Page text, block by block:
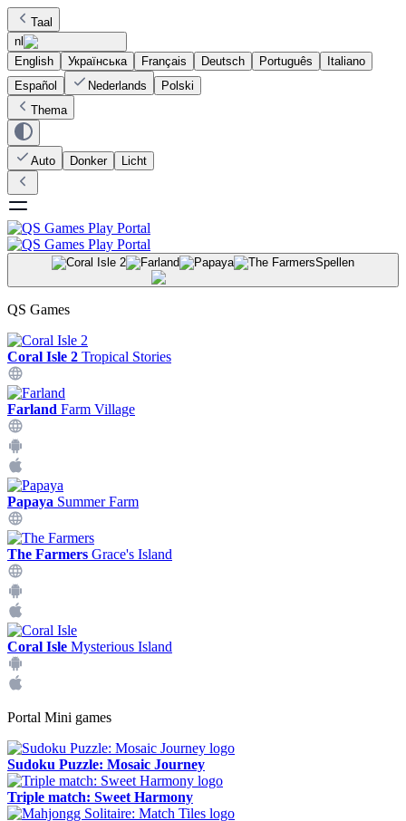
Taal
nl
English
Українська Français Deutsch Português
Italiano
Español
Nederlands
Polski
Thema
Auto Donker Licht
Spellen
QS Games
Coral Isle 2 Tropical Stories
Farland Farm Village
Papaya Summer Farm
The Farmers Grace's Island
Coral Isle Mysterious Island
Portal Mini games
Sudoku Puzzle: Mosaic Journey
Triple match: Sweet Harmony